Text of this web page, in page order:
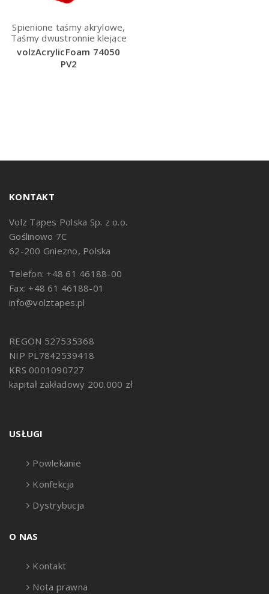
Spienione taśmy akrylowe,
Taśmy dwustronnie klejące
volzAcrylicFoam 74050
PV2
KONTAKT
Volz Tapes Polska Sp. z o.o.
Goślinowo 7C
62-200 Gniezno, Polska
Telefon: +48 61 46188-00
Fax: +48 61 46188-01
info@volztapes.pl
REGON 527535368
NIP PL7842539418
KRS 0001090727
kapitał zakładowy 200.000 zł
USŁUGI
Powlekanie
Konfekcja
Dystrybucja
O NAS
Kontakt
Nota prawna